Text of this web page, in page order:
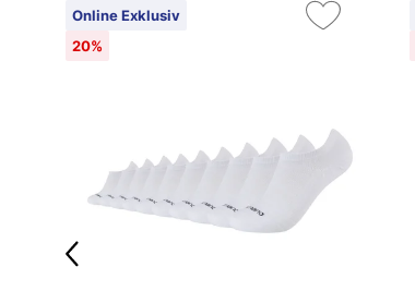
Online Exklusiv
20%